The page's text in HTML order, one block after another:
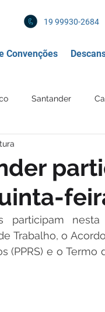
19 99930-2684
Convenções
Santander
Mercado de Trabalho
IR Imposto
nesta
Trabalho, o
(PPRS) e o Termo